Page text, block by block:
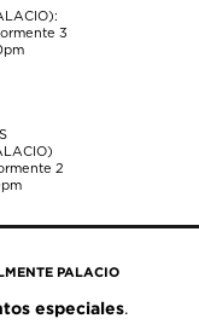
3
2
PALACIO
especiales.